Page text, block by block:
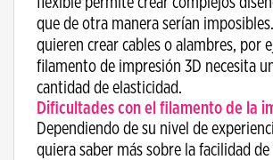
que de otra manera serían
quieren crear cables o alambres, por
filamento de impresión 3D necesita
cantidad de elasticidad.
Dificultades con el filamento de la
Dependiendo de su nivel de
quiera saber más sobre la facilidad